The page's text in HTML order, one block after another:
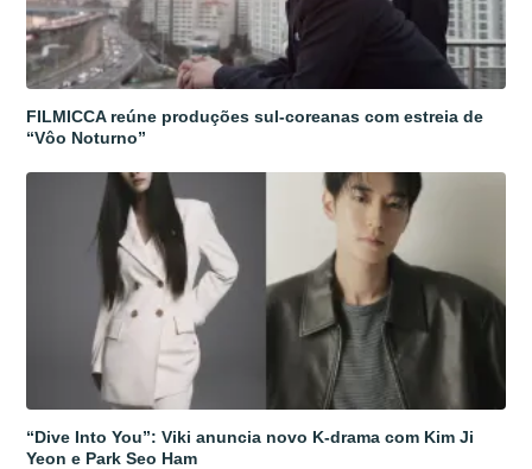
FILMICCA reúne produções sul-coreanas com estreia de
“Vôo Noturno”
“Dive Into You”: Viki anuncia novo K-drama com Kim Ji
Yeon e Park Seo Ham